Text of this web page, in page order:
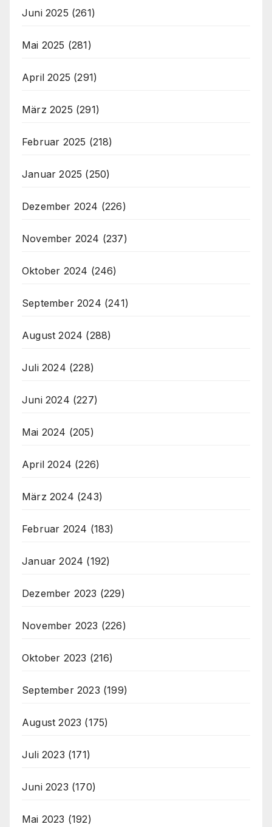
Juni 2025 (261)
Mai 2025 (281)
April 2025 (291)
März 2025 (291)
Februar 2025 (218)
Januar 2025 (250)
Dezember 2024 (226)
November 2024 (237)
Oktober 2024 (246)
September 2024 (241)
August 2024 (288)
Juli 2024 (228)
Juni 2024 (227)
Mai 2024 (205)
April 2024 (226)
März 2024 (243)
Februar 2024 (183)
Januar 2024 (192)
Dezember 2023 (229)
November 2023 (226)
Oktober 2023 (216)
September 2023 (199)
August 2023 (175)
Juli 2023 (171)
Juni 2023 (170)
Mai 2023 (192)